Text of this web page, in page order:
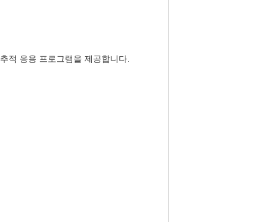
적 응용 프로그램을 제공합니다.